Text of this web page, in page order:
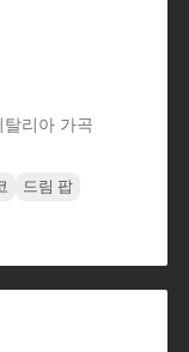
탈리아 가곡
드림 팝